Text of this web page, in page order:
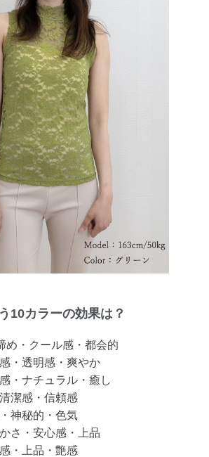
10カラーの効果は？
め・クール感・都会的
・透明感・爽やか
・ナチュラル・癒し
潔感・信頼感
神秘的・色気
さ・安心感・上品
・上品・艶感